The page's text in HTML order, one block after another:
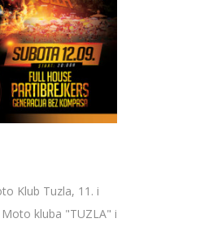
Klub Tuzla, 11. i
kluba "TUZLA" i